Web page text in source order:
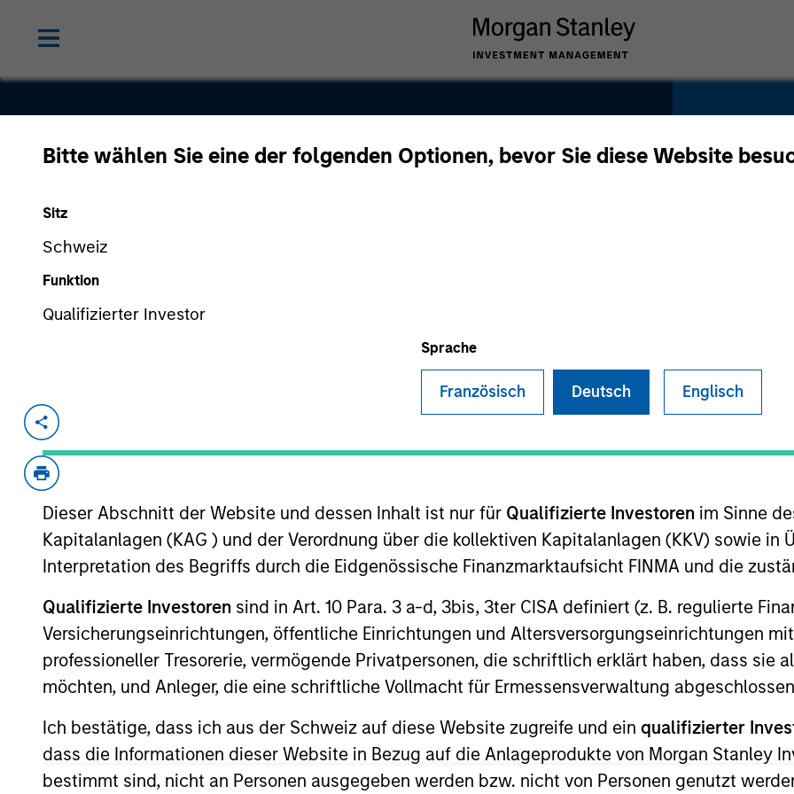
Bitte wählen Sie eine der folgenden Optionen, bevor Sie diese Website
Sitz
Schweiz
Funktion
Qualifizierter Investor
Sprache
Französisch Deutsch Englisch
Dieser Abschnitt der Website und dessen Inhalt ist nur für Qualifizierte Investoren im Sinne
Kapitalanlagen (KAG ) und der Verordnung über die kollektiven Kapitalanlagen (KKV) sowie
Interpretation des Begriffs durch die Eidgenössische Finanzmarktaufsicht FINMA und die
Qualifizierte Investoren sind in Art. 10 Para. 3 a-d, 3bis, 3ter CISA definiert (z. B. regulierte
Versicherungseinrichtungen, öffentliche Einrichtungen und Altersversorgungseinrichtungen
professioneller Tresorerie, vermögende Privatpersonen, die schriftlich erklärt haben, dass sie
möchten, und Anleger, die eine schriftliche Vollmacht für Ermessensverwaltung
Ich bestätige, dass ich aus der Schweiz auf diese Website zugreife und ein qualifizierter
dass die Informationen dieser Website in Bezug auf die Anlageprodukte von Morgan Stanley
bestimmt sind, nicht an Personen ausgegeben werden bzw. nicht von Personen genutzt
Aug 1999 Follow-On Jan 2002
As of July 25, 2025. The above is provided for informational and educational purposes only. There is no
resulted in positive performance (for realized holdings), or will perform well in the future (for current
such owners. By clicking on any links shown here, you agree that you are navigating to a third party site.
only as a convenience and the inclusion of any hyperlink is not and does not imply any endorsement,
monitoring by us of any information contained in any hyperlinked site. In no event shall we be
or your use of such site.
Morgan Stanley